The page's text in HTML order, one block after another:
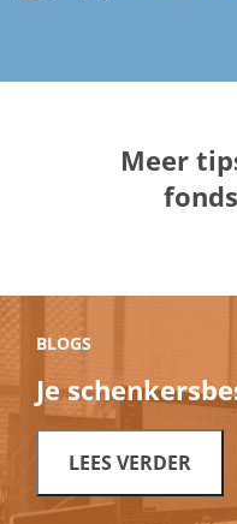
Meer
BLOGS
Je
LEES VERDER